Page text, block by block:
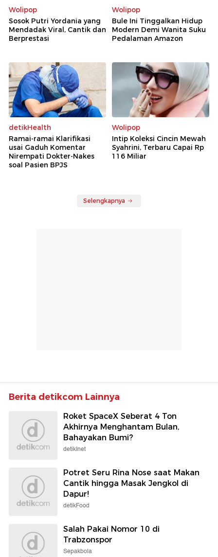
Wolipop
Sosok Putri Yordania yang
Mendadak Viral, Cantik dan
Berprestasi
Wolipop
Bule Ini Tinggalkan Hidup
Modern Demi Wanita Suku
Pedalaman Amazon
detikHealth
Ramai-ramai Klarifikasi
usai Gaduh Komentar
Nirempati Dokter-Nakes
soal Pasien BPJS
Wolipop
Intip Koleksi Cincin Mewah
Syahrini, Terbaru Capai Rp
116 Miliar
Selengkapnya
Berita detikcom Lainnya
Roket SpaceX Seberat 4 Ton
Akhirnya Menghantam Bulan,
Bahayakan Bumi?
detikInet
Potret Seru Rina Nose saat Makan
Cantik hingga Masak Jengkol di
Dapur!
detikFood
Salah Pakai Nomor 10 di
Trabzonspor
Sepakbola